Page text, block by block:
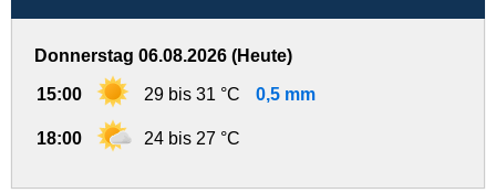
Donnerstag 06.08.2026 (Heute)
15:00 29 bis 31 °C 0,5 mm
18:00 24 bis 27 °C